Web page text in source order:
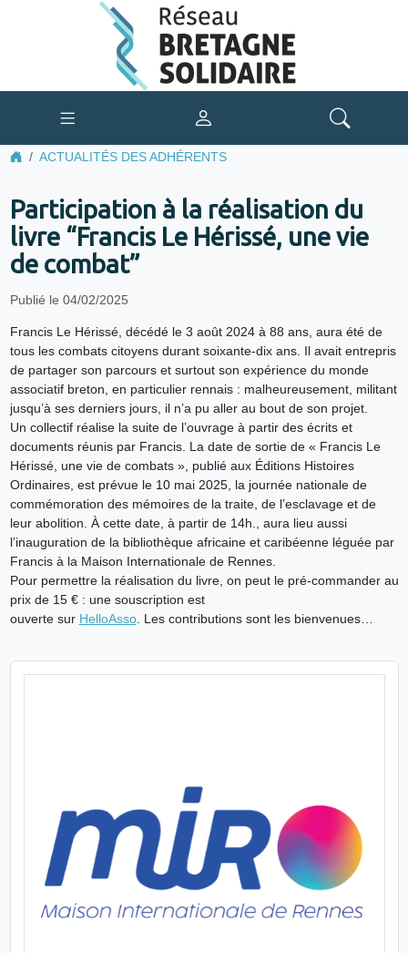
ACTUALITÉS DES ADHÉRENTS
Participation à la réalisation du
livre “Francis Le Hérissé, une vie
de combat”
Publié le 04/02/2025
Francis Le Hérissé, décédé le 3 août 2024 à 88 ans, aura été de
tous les combats citoyens durant soixante-dix ans. Il avait entrepris
de partager son parcours et surtout son expérience du monde
associatif breton, en particulier rennais : malheureusement, militant
jusqu’à ses derniers jours, il n’a pu aller au bout de son projet.
Un collectif réalise la suite de l’ouvrage à partir des écrits et
documents réunis par Francis. La date de sortie de « Francis Le
Hérissé, une vie de combats », publié aux Éditions Histoires
Ordinaires, est prévue le 10 mai 2025, la journée nationale de
commémoration des mémoires de la traite, de l’esclavage et de
leur abolition. À cette date, à partir de 14h., aura lieu aussi
l’inauguration de la bibliothèque africaine et caribéenne léguée par
Francis à la Maison Internationale de Rennes.
Pour permettre la réalisation du livre, on peut le pré-commander au
prix de 15 € : une souscription est
ouverte sur HelloAsso. Les contributions sont les bienvenues…